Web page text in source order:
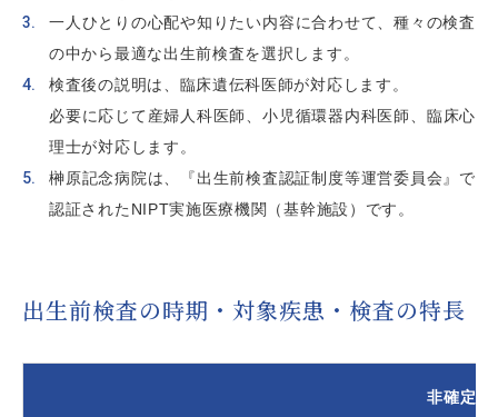
一人ひとりの心配や知りたい内容に合わせて、種々の検査
の中から最適な出生前検査を選択します。
検査後の説明は、臨床遺伝科医師が対応します。
必要に応じて産婦人科医師、小児循環器内科医師、臨床心
理士が対応します。
榊󠄀󠄀󠄀󠄀󠄀󠄀原記念病院は、『出生前検査認証制度等運営委員会』で
認証されたNIPT実施医療機関（基幹施設）です。
出生前検査の時期・対象疾患・検査の特長
非確定的